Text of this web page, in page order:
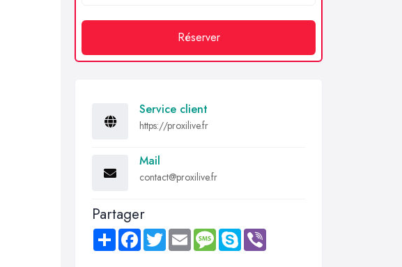
Réserver
Service client
https://proxilive.fr
Mail
contact@proxilive.fr
Partager
Share FacebookTwitter Email MessageSkype